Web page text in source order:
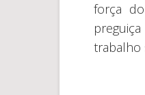
força
trabalho